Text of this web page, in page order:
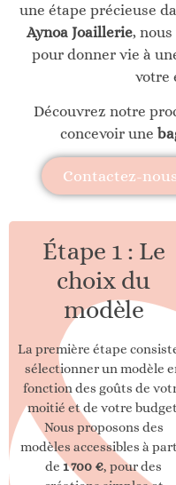
une étape précieuse
Aynoa Joaillerie, nous
pour donner vie à
votre
Découvrez notre
concevoir une
Contactez-
Étape 1 : Le
choix du
modèle
La première étape
sélectionner un modèle
fonction des goûts de
moitié et de votre
Nous proposons des
modèles accessibles à
de 1 700 €, pour des